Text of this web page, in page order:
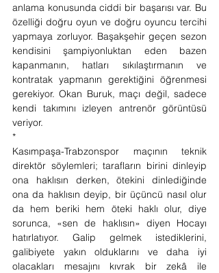
anlama konusunda ciddi bir başarısı var. Bu
özelliği doğru oyun ve doğru oyuncu tercihi
yapmaya zorluyor. Başakşehir geçen sezon
kendisini şampiyonluktan eden bazen
kapanmanın, hatları sıkılaştırmanın ve
kontratak yapmanın gerektiğini öğrenmesi
gerekiyor. Okan Buruk, maçı değil, sadece
kendi takımını izleyen antrenör görüntüsü
veriyor.
*
Kasımpaşa-Trabzonspor maçının teknik
direktör söylemleri; tarafların birini dinleyip
ona haklısın derken, ötekini dinlediğinde
ona da haklısın deyip, bir üçüncü nasıl olur
da hem beriki hem öteki haklı olur, diye
sorunca, «sen de haklısın» diyen Hocayı
hatırlatıyor. Galip gelmek istediklerini,
galibiyete yakın olduklarını ve daha iyi
olacakları mesajını kıvrak bir zekâ ile